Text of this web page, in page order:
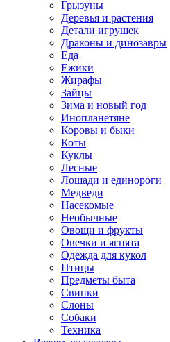
Грызуны
Деревья и растения
Детали игрушек
Драконы и динозавры
Еда
Ежики
Жирафы
Зайцы
Зима и новый год
Инопланетяне
Коровы и быки
Коты
Куклы
Лесные
Лошади и единороги
Медведи
Насекомые
Необычные
Овощи и фрукты
Овечки и ягнята
Одежда для кукол
Птицы
Предметы быта
Свинки
Слоны
Собаки
Техника